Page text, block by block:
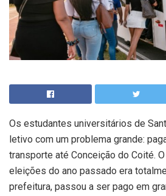
Os estudantes universitários de
letivo com um problema grande:
transporte até Conceição do Coité.
eleições do ano passado era
prefeitura, passou a ser pago em